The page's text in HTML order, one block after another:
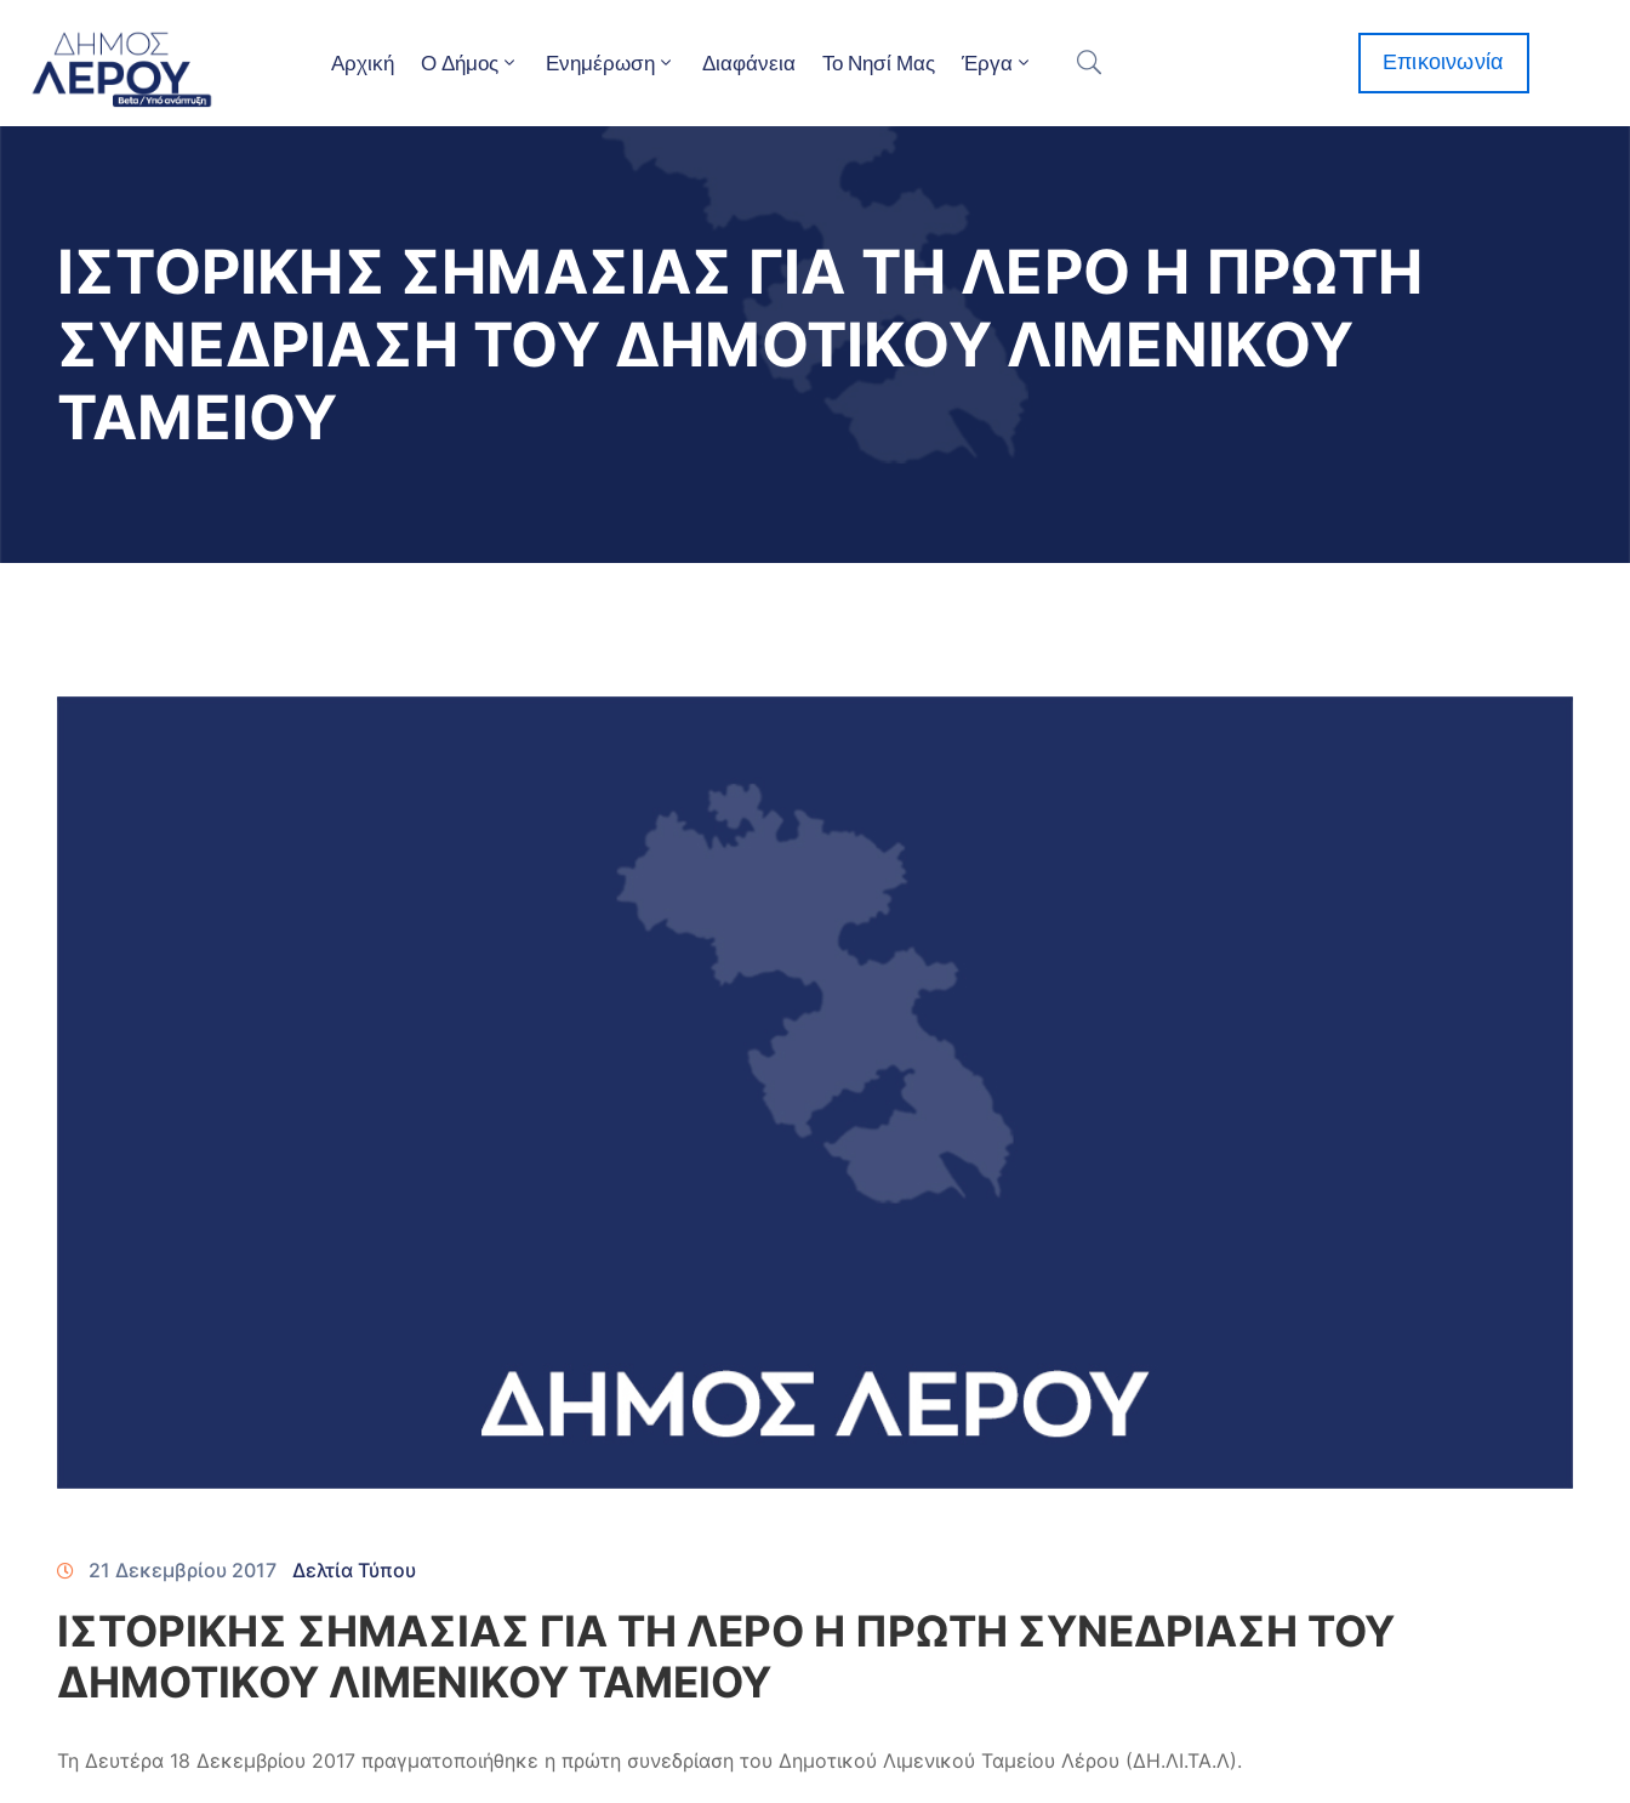
Αρχική Ο Δήμος Ενημέρωση Διαφάνεια Το Νησί Μας Έργα Επικοινωνία
ΙΣΤΟΡΙΚΗΣ ΣΗΜΑΣΙΑΣ ΓΙΑ ΤΗ ΛΕΡΟ Η ΠΡΩΤΗ
ΣΥΝΕΔΡΙΑΣΗ ΤΟΥ ΔΗΜΟΤΙΚΟΥ ΛΙΜΕΝΙΚΟΥ
ΤΑΜΕΙΟΥ
21 Δεκεμβρίου 2017 Δελτία Τύπου
ΙΣΤΟΡΙΚΗΣ ΣΗΜΑΣΙΑΣ ΓΙΑ ΤΗ ΛΕΡΟ Η ΠΡΩΤΗ ΣΥΝΕΔΡΙΑΣΗ ΤΟΥ
ΔΗΜΟΤΙΚΟΥ ΛΙΜΕΝΙΚΟΥ ΤΑΜΕΙΟΥ
Τη Δευτέρα 18 Δεκεμβρίου 2017 πραγματοποιήθηκε η πρώτη συνεδρίαση του Δημοτικού Λιμενικού Ταμείου Λέρου (ΔΗ.ΛΙ.ΤΑ.Λ).